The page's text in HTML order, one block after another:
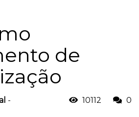
de
-
10112 0